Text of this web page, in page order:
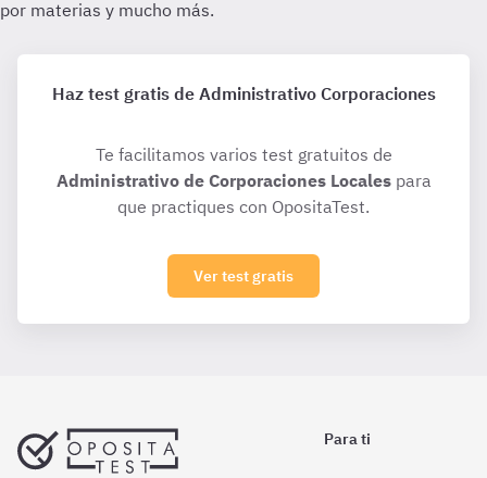
Haz test gratis de Administrativo Corporaciones
Te facilitamos varios test gratuitos de
Administrativo de Corporaciones Localespara
que practiques con OpositaTest.
Ver test gratis
Para ti